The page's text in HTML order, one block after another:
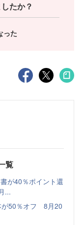
たか？
った
覧
が40％ポイント還
...
が50％オフ 8月20